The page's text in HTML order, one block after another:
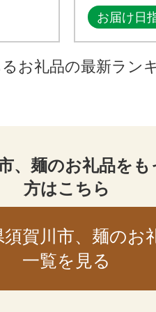
お届け日
お礼品の最新ラン
、麺のお礼品を
方はこちら
須賀川市、麺のお
一覧を見る